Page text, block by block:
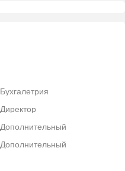
Бухгалетрия
Директор
Дополнительный
Дополнительный